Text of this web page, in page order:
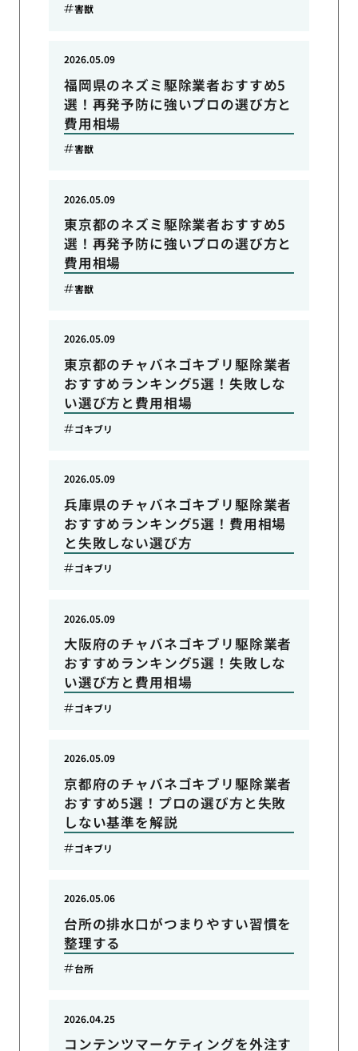
害獣
福岡県のネズミ駆除業者おすすめ5
選！再発予防に強いプロの選び方と
費用相場
2026.05.09
害獣
東京都のネズミ駆除業者おすすめ5
選！再発予防に強いプロの選び方と
費用相場
2026.05.09
害獣
東京都のチャバネゴキブリ駆除業者
おすすめランキング5選！失敗しな
い選び方と費用相場
2026.05.09
ゴキブリ
兵庫県のチャバネゴキブリ駆除業者
おすすめランキング5選！費用相場
と失敗しない選び方
2026.05.09
ゴキブリ
大阪府のチャバネゴキブリ駆除業者
おすすめランキング5選！失敗しな
い選び方と費用相場
2026.05.09
ゴキブリ
京都府のチャバネゴキブリ駆除業者
おすすめ5選！プロの選び方と失敗
しない基準を解説
2026.05.09
ゴキブリ
台所の排水口がつまりやすい習慣を
整理する
2026.05.06
台所
コンテンツマーケティングを外注す
2026.04.25